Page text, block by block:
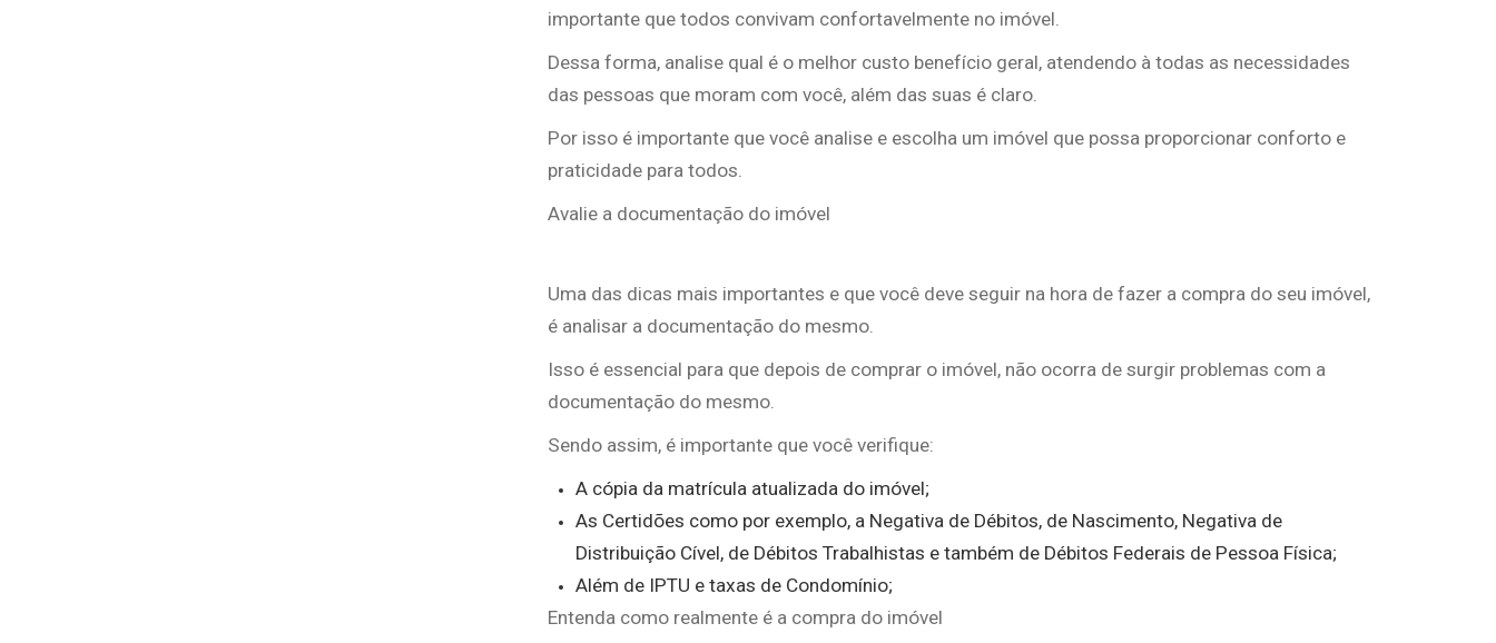
importante que todos convivam confortavelmente no imóvel.
Dessa forma, analise qual é o melhor custo benefício geral, atendendo à todas as necessidades
das pessoas que moram com você, além das suas é claro.
Por isso é importante que você analise e escolha um imóvel que possa proporcionar conforto e
praticidade para todos.
Avalie a documentação do imóvel
Uma das dicas mais importantes e que você deve seguir na hora de fazer a compra do seu imóvel,
é analisar a documentação do mesmo.
Isso é essencial para que depois de comprar o imóvel, não ocorra de surgir problemas com a
documentação do mesmo.
Sendo assim, é importante que você verifique:
A cópia da matrícula atualizada do imóvel;
As Certidões como por exemplo, a Negativa de Débitos, de Nascimento, Negativa de
Distribuição Cível, de Débitos Trabalhistas e também de Débitos Federais de Pessoa Física;
Além de IPTU e taxas de Condomínio;
Entenda como realmente é a compra do imóvel